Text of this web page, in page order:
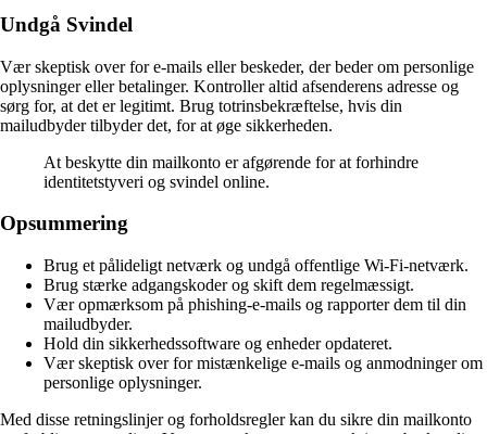
Undgå Svindel
Vær skeptisk over for e-mails eller beskeder, der beder om personlige
oplysninger eller betalinger. Kontroller altid afsenderens adresse og
sørg for, at det er legitimt. Brug totrinsbekræftelse, hvis din
mailudbyder tilbyder det, for at øge sikkerheden.
At beskytte din mailkonto er afgørende for at forhindre
identitetstyveri og svindel online.
Opsummering
Brug et pålideligt netværk og undgå offentlige Wi-Fi-netværk.
Brug stærke adgangskoder og skift dem regelmæssigt.
Vær opmærksom på phishing-e-mails og rapporter dem til din
mailudbyder.
Hold din sikkerhedssoftware og enheder opdateret.
Vær skeptisk over for mistænkelige e-mails og anmodninger om
personlige oplysninger.
Med disse retningslinjer og forholdsregler kan du sikre din mailkonto